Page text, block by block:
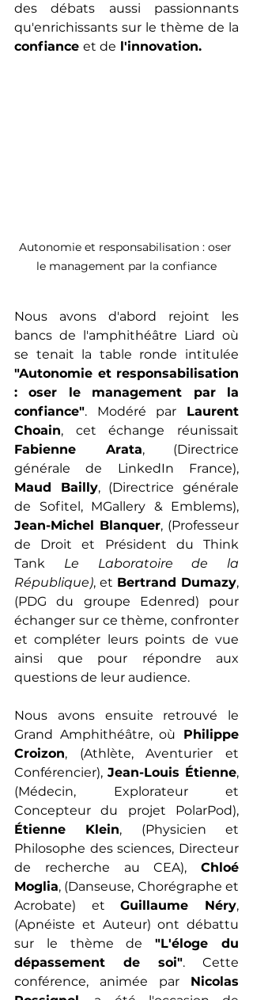
des débats aussi passionnants
confiance et de l'innovation.
Autonomie et responsabilisation : oser
le management par la confiance
Nous avons d'abord rejoint les
bancs de l'amphithéâtre Liard où
"Autonomie et responsabilisation
: oser le management par la
confiance". Modéré par Laurent
Choain
Fabienne Arata, (Directrice
générale de LinkedIn France),
Maud Bailly, (Directrice générale
Jean-Michel Blanquer, (Professeur
de Droit et Président du Think
Tank Le Laboratoire de la
République), et Bertrand Dumazy,
(PDG du groupe Edenred) pour
échanger sur ce thème, confronter
et compléter leurs points de vue
ainsi que pour répondre aux
questions de leur audience.
Nous avons ensuite retrouvé le
Grand Amphithéâtre, où Philippe
Croizon, (Athlète, Aventurier et
Conférencier), Jean-Louis Étienne,
(Médecin, Explorateur et
Étienne Klein, (Physicien et
Philosophe des sciences, Directeur
de recherche au CEA), Chloé
Moglia, (Danseuse, Chorégraphe et
Acrobate) et Guillaume Néry,
(Apnéiste et Auteur) ont débattu
sur le thème de "L'éloge du
dépassement de soi". Cette
conférence, animée par Nicolas